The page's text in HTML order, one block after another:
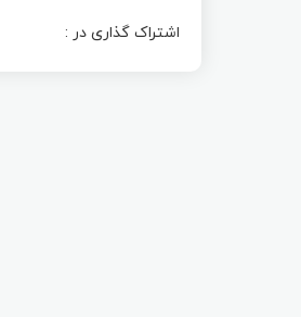
اشتراک گذاری در :